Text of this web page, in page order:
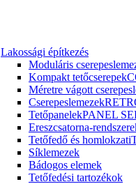
Lakossági építkezés
Moduláris
Kompakt tetőcserepek
Méretre vágott
Cserepeslemezek
TetőpanelekPANEL
Ereszcsatorna-
Tetőfedő és homlokzati
Síklemezek
Bádogos elemek
Tetőfedési tartozékok